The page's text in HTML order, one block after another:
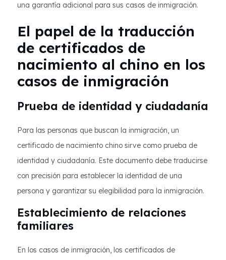
una garantía adicional para sus casos de inmigración.
El papel de la traducción
de certificados de
nacimiento al chino en los
casos de inmigración
Prueba de identidad y ciudadanía
Para las personas que buscan la inmigración, un
certificado de nacimiento chino sirve como prueba de
identidad y ciudadanía. Este documento debe traducirse
con precisión para establecer la identidad de una
persona y garantizar su elegibilidad para la inmigración.
Establecimiento de relaciones
familiares
En los casos de inmigración, los certificados de